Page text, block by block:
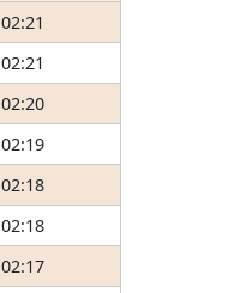
02:21
02:21
02:20
02:19
02:18
02:18
02:17